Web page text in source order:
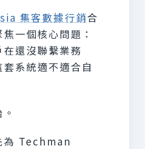
集客數據行銷合
一個核心問題：
還沒聯繫業務
系統適不適合自
為 Techman